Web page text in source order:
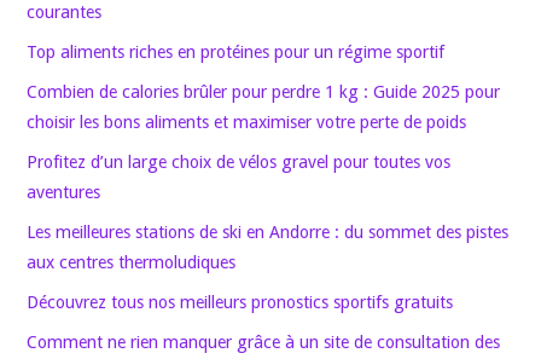
courantes
Top aliments riches en protéines pour un régime sportif
Combien de calories brûler pour perdre 1 kg : Guide 2025 pour
choisir les bons aliments et maximiser votre perte de poids
Profitez d’un large choix de vélos gravel pour toutes vos
aventures
Les meilleures stations de ski en Andorre : du sommet des pistes
aux centres thermoludiques
Découvrez tous nos meilleurs pronostics sportifs gratuits
Comment ne rien manquer grâce à un site de consultation des